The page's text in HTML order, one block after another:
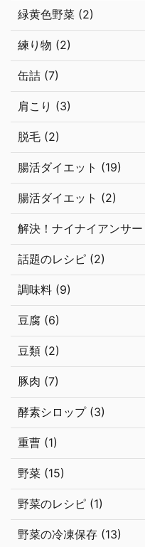
緑黄色野菜 (2)
練り物 (2)
缶詰 (7)
肩こり (3)
脱毛 (2)
腸活ダイエット (19)
腸活ダイエット (2)
解決！ナイナイアンサ
話題のレシピ (2)
調味料 (9)
豆腐 (6)
豆類 (2)
豚肉 (7)
酵素シロップ (3)
重曹 (1)
野菜 (15)
野菜のレシピ (1)
野菜の冷凍保存 (13)